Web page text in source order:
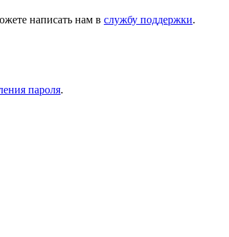
написать нам в службу поддержки.
пароля.